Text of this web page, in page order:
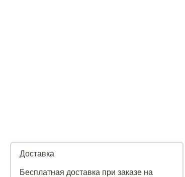
Доставка
Бесплатная доставка при заказе на